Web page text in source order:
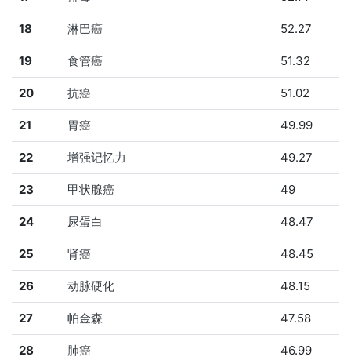
18 淋巴癌 52.27
19 食管癌 51.32
20 抗癌 51.02
21 胃癌 49.99
22 增强记忆力 49.27
23 甲状腺癌 49
24 尿蛋白 48.47
25 肾癌 48.45
26 动脉硬化 48.15
27 帕金森 47.58
28 肺癌 46.99